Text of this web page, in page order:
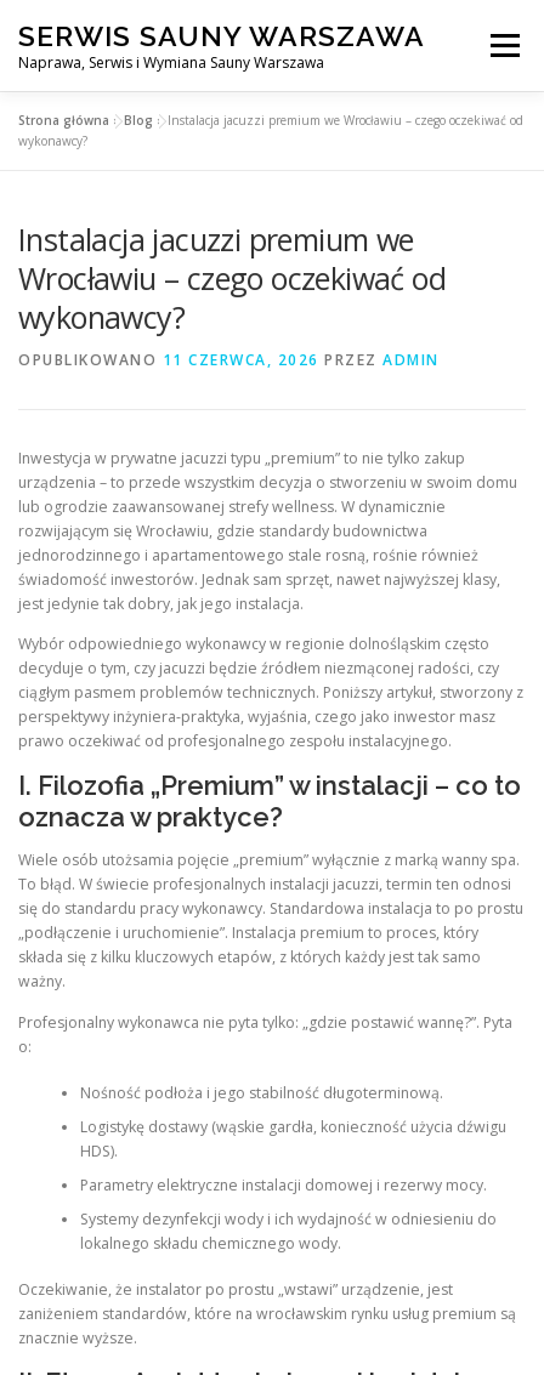
treści
SERWIS SAUNY WARSZAWA
Naprawa, Serwis i Wymiana Sauny Warszawa
Menu
SERWIS DO SAUNY WARSZAWA
Strona główna »Blog »Instalacja jacuzzi premium we Wrocławiu – czego oczekiwać od
wykonawcy?
Instalacja jacuzzi premium we
Wrocławiu – czego oczekiwać od
wykonawcy?
OPUBLIKOWANO 11 CZERWCA, 2026 PRZEZ ADMIN
Inwestycja w prywatne jacuzzi typu „premium” to nie tylko zakup
urządzenia – to przede wszystkim decyzja o stworzeniu w swoim domu
lub ogrodzie zaawansowanej strefy wellness. W dynamicznie
rozwijającym się Wrocławiu, gdzie standardy budownictwa
jednorodzinnego i apartamentowego stale rosną, rośnie również
świadomość inwestorów. Jednak sam sprzęt, nawet najwyższej klasy,
jest jedynie tak dobry, jak jego instalacja.
Wybór odpowiedniego wykonawcy w regionie dolnośląskim często
decyduje o tym, czy jacuzzi będzie źródłem niezmąconej radości, czy
ciągłym pasmem problemów technicznych. Poniższy artykuł, stworzony z
perspektywy inżyniera-praktyka, wyjaśnia, czego jako inwestor masz
prawo oczekiwać od profesjonalnego zespołu instalacyjnego.
I. Filozofia „Premium” w instalacji – co to
oznacza w praktyce?
Wiele osób utożsamia pojęcie „premium” wyłącznie z marką wanny spa.
To błąd. W świecie profesjonalnych instalacji jacuzzi, termin ten odnosi
się do standardu pracy wykonawcy. Standardowa instalacja to po prostu
„podłączenie i uruchomienie”. Instalacja premium to proces, który
składa się z kilku kluczowych etapów, z których każdy jest tak samo
ważny.
Profesjonalny wykonawca nie pyta tylko: „gdzie postawić wannę?”. Pyta
o:
Nośność podłoża i jego stabilność długoterminową.
Logistykę dostawy (wąskie gardła, konieczność użycia dźwigu
HDS).
Parametry elektryczne instalacji domowej i rezerwy mocy.
Systemy dezynfekcji wody i ich wydajność w odniesieniu do
lokalnego składu chemicznego wody.
Oczekiwanie, że instalator po prostu „wstawi” urządzenie, jest
zaniżeniem standardów, które na wrocławskim rynku usług premium są
znacznie wyższe.